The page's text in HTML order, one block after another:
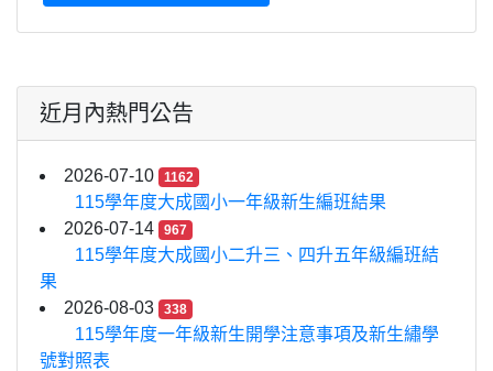
近月內熱門公告
2026-07-10 1162
115學年度大成國小一年級新生編班結果
2026-07-14
967
115學年度大成國小二升三、四升五年級編班結
果
2026-08-03
338
115學年度一年級新生開學注意事項及新生繡學
號對照表